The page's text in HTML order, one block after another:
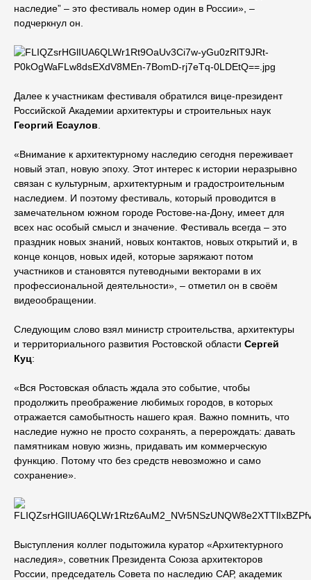
наследие” – это фестиваль номер один в России», –
подчеркнул он.
Далее к участникам фестиваля обратился вице-президент
Российской Академии архитектуры и строительных наук
Георгий Есаулов
«Внимание к архитектурному наследию сегодня переживает
новый этап, новую эпоху. Этот интерес к истории неразрывно
связан с культурным, архитектурным и градостроительным
наследием. И поэтому фестиваль, который проводится в
замечательном южном городе Ростове-на-Дону, имеет для
всех нас особый смысл и значение. Фестиваль всегда – это
праздник новых знаний, новых контактов, новых открытий и, в
конце концов, новых идей, которые заряжают потом
участников и становятся путеводными векторами в их
профессиональной деятельности», – отметил он в своём
видеообращении.
Следующим слово взял министр строительства, архитектуры
и территориального развития Ростовской области Сергей
Куц:
«Вся Ростовская область ждала это событие, чтобы
продолжить преображение любимых городов, в которых
отражается самобытность нашего края. Важно помнить, что
наследие нужно не просто сохранять, а перерождать: давать
памятникам новую жизнь, придавать им коммерческую
функцию. Потому что без средств невозможно и само
сохранение».
Выступления коллег подытожила куратор «Архитектурного
наследия», советник Президента Союза архитекторов
России, председатель Совета по наследию САР, академик